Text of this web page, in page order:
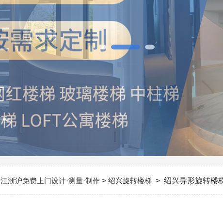
江浙沪免费上门设计·测量·制作 > 绍兴旋转楼梯 > 绍兴异形旋转楼